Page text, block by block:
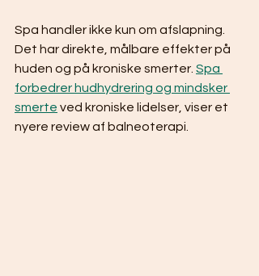
Spa handler ikke kun om afslapning.
Det har direkte, målbare effekter på
huden og på kroniske smerter. Spa
forbedrer hudhydrering og mindsker
smerte ved kroniske lidelser, viser et
nyere review af balneoterapi.